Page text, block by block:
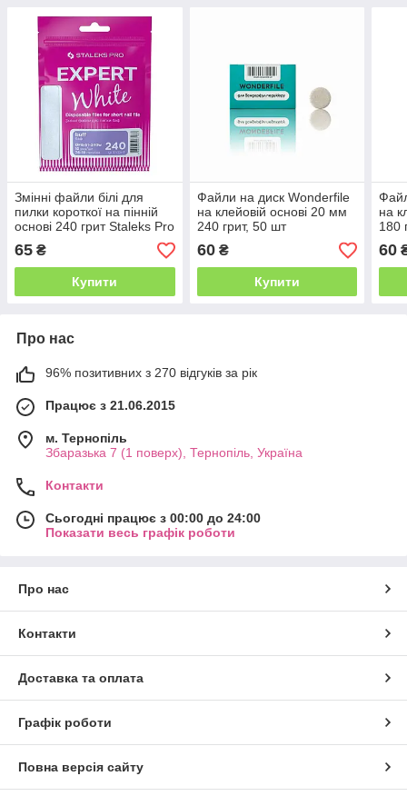
Змінні файли білі для
пилки короткої на пінній
основі 240 грит Staleks Pro
Expert 51, 10 шт
65 ₴
Купити
Файли на диск Wonderfile
на клейовій основі 20 мм
240 грит, 50 шт
60₴
Купити
на
180
60
Про нас
96% позитивних з 270 відгуків за рік
Працює з 21.06.2015
м. Тернопіль
Збаразька 7 (1 поверх), Тернопіль, Україна
Контакти
Сьогодні працює з 00:00 до 24:00
Показати весь графік роботи
Про нас
Контакти
Доставка та оплата
Графік роботи
Повна версія сайту